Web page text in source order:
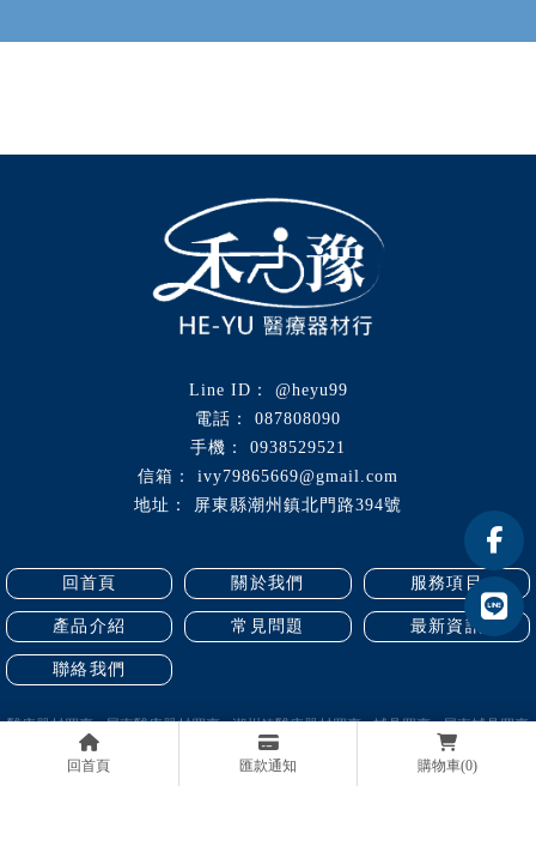
回首頁 匯款通知 購物車(0)
@heyu99
087808090
0938529521
ivy79865669@gmail.com
屏東縣潮州鎮北門路394號
回首頁 關於我們 服務項目
產品介紹 常見問題 最新資訊
聯絡我們
醫療器材買賣 屏東醫療器材買賣 潮州鎮醫療器材買賣 輔具買賣 屏東輔具買賣
Designed by揚京快客 Copyright © 2026 網站使用條款